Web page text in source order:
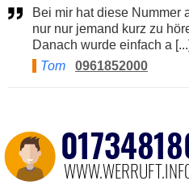
Bei mir hat diese Nummer am Handy angerufen. Es war
nur nur jemand kurz zu
Danach wurde einfach a [...]
Tom
0961852000